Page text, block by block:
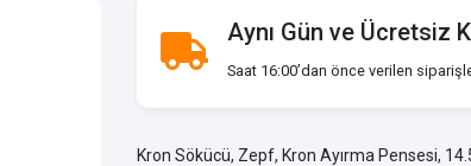
Aynı Gün ve Ücretsiz
Saat 16:00’dan önce verilen
Kron Sökücü, Zepf, Kron Ayırma Pense­si,